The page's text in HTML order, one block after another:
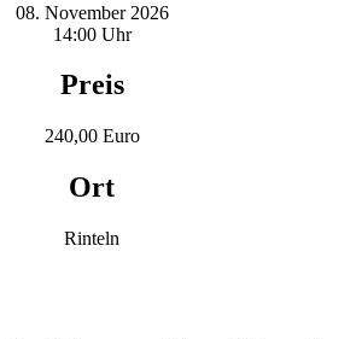
08. November 2026
14:00 Uhr
Preis
240,00 Euro
Ort
Rinteln